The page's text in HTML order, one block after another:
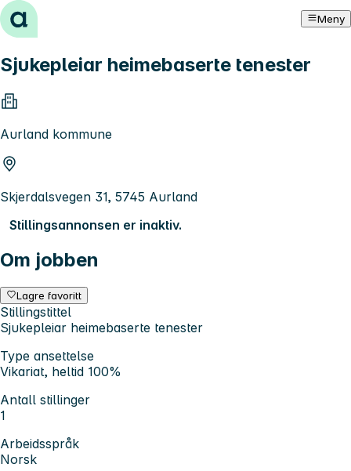
Hopp til innhold Meny
Sjukepleiar heimebaserte tenester
Aurland kommune
Skjerdalsvegen 31, 5745 Aurland
Stillingsannonsen er inaktiv.
Om jobben
Lagre favoritt
Stillingstittel
Sjukepleiar heimebaserte tenester
Type ansettelse
Vikariat, heltid 100%
Antall stillinger
1
Arbeidsspråk
Norsk